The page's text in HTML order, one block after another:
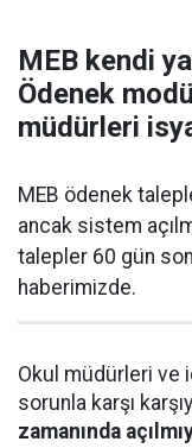
MEB kendi
Ödenek
müdürleri
MEB ödenek
ancak sistem
talepler 60 gün
haberimizde.
Okul müdürleri ve
sorunla karşı
zamanında